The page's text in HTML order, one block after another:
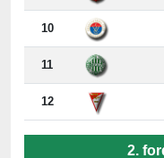
11
12
ZTE